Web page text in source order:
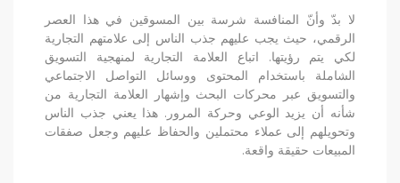
لا بدّ وأنّ المنافسة شرسة بين المسوقين في هذا العصر
الرقمي، حيث يجب عليهم جذب الناس إلى علامتهم التجارية
لكي يتم رؤيتها. اتباع العلامة التجارية لمنهجية التسويق
الشاملة باستخدام المحتوى ووسائل التواصل الاجتماعي
والتسويق عبر محركات البحث وإشهار العلامة التجارية من
شأنه أن يزيد الوعي وحركة المرور. هذا يعني جذب الناس
وتحويلهم إلى عملاء محتملين والحفاظ عليهم وجعل صفقات
المبيعات حقيقة واقعة.